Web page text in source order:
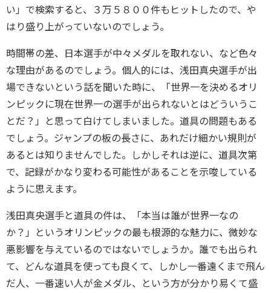
い」で検索すると、３万５８００件もヒットしたので、や
はり盛り上がっていないのでしょう。
時間帯の差、日本選手が中々メダルを取れない、など色々
な理由があるのでしょう。個人的には、浅田真央選手が出
場できないという話を聞いた時に、「世界一を決めるオリ
ンピックに現在世界一の選手が出られないとはどういうこ
とだ？」と思って白けてしまいました。道具の問題もある
でしょう。ジャンプの板の長さに、あれだけ細かい規則が
あるとは知りませんでした。しかしそれは逆に、道具次第
で、記録がかなり変わる可能性があることを示唆している
ように思えます。
浅田真央選手と道具の件は、「本当は誰が世界一なの
か？」というオリンピックの最も根源的な魅力に、微妙な
悪影響を与えているのではないでしょうか。誰でも出られ
て、どんな道具を使っても良くて、しかし一番遠くまで飛ん
だ人、一番速い人が金メダル、という方が分かり易くて盛